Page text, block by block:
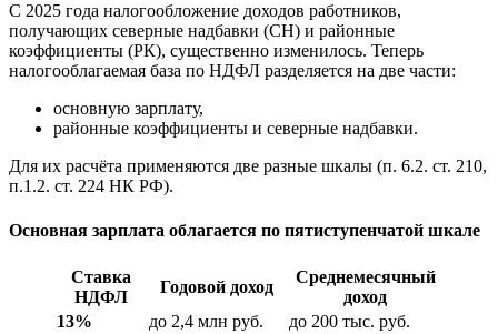
С 2025 года налогообложение доходов работников,
получающих северные надбавки (СН) и районные
коэффициенты (РК), существенно изменилось. Теперь
налогооблагаемая база по НДФЛ разделяется на две части:
основную зарплату,
районные коэффициенты и северные надбавки.
Для их расчёта применяются две разные шкалы (п. 6.2. ст. 210,
п.1.2. ст. 224 НК РФ).
Основная зарплата облагается по пятиступенчатой шкале
Ставка
НДФЛ
Годовой доход
Среднемесячный
доход
13%
до 2,4 млн руб.
до 200 тыс. руб.